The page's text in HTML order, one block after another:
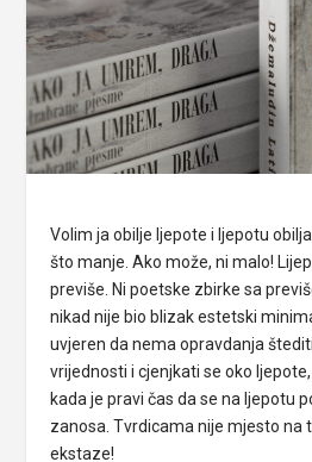
Volim ja obilje ljepote i ljepotu
što manje. Ako može, ni malo!
previše. Ni poetske zbirke sa
nikad nije bio blizak estetski
uvjeren da nema opravdanja
vrijednosti i cjenjkati se oko
kada je pravi čas da se na ljepotu
zanosa. Tvrdicama nije mjesto na
ekstaze!